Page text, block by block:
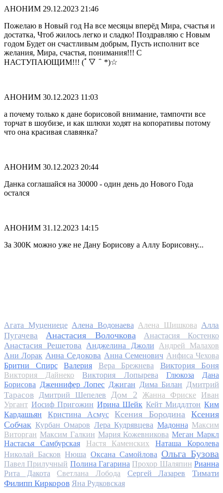
АНОНИМ 29.12.2023 21:46
Пожелаю в Новый год На все месяцы вперёд Мира, счастья и
достатка, Чтоб жилось легко и сладко! Поздравляю с Новым
годом Будет он счастливым добрым, Пусть исполнит все
желания, Мира, счастья, понимания!!! С
НАСТУПАЮЩИМ!!! (ﾟ▽＾*)☆
АНОНИМ 30.12.2023 11:03
а почему только к дане борисовой внимание, тампочти все
торчат в шоубизе, и как шлюхи ходят на копоративы потому
что она красивая славянка?
АНОНИМ 30.12.2023 20:44
Данка соглашайся на 30000 - один день до Нового Года
остался
АНОНИМ 31.12.2023 14:15
За 300K можно уже не Дану Борисову а Аллу Борисовну...
Агата Муцениеце Алена Водонаева Алена Шишкова Алла
Пугачева
Анастасия Волочкова Анастасия Костенко
Анастасия Решетова Анджелина Джоли
Андрей Малахов
Ани Лорак Анна Седокова Анна Семенович Анфиса Чехова
Бритни Спирс
Валерия Вера Брежнева Виктория Боня
Виктория Дайнеко Виктория Лопырева Глюкоза
Дана
Борисова Дженнифер Лопес Джиган Дима Билан Дмитрий
Тарасов
Дмитрий Шепелев Дом 2 Жанна Фриске
Иван
Ургант Иосиф Пригожин Ирина Шейк Кейт Миддлтон Ким
Кардашьян
Кристина Асмус Ксения Бородина
Ксения
Собчак Курбан Омаров Лера Кудрявцева Мадонна Максим
Виторган Максим Галкин Мария Кожевникова Меган Маркл
Настасья Самбурская
Настя Каменских
Наташа Королева
Николай Басков Нюша Оксана Самойлова Ольга Бузова
Павел Прилучный Полина Гагарина Прохор Шаляпин Рианна
Рита Дакота
Светлана Лобода Сергей Лазарев
Тимати
Филипп Киркоров Яна Рудковская